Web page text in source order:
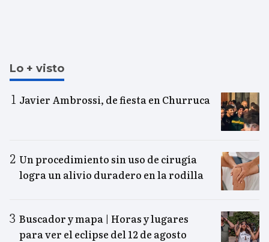
Lo + visto
Javier Ambrossi, de fiesta en Churruca
Un procedimiento sin uso de cirugía
logra un alivio duradero en la rodilla
Buscador y mapa | Horas y lugares
para ver el eclipse del 12 de agosto